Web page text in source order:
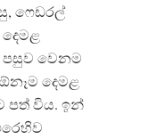
ෆෙඩරල්
පසුව වෙනම
දෙමළ
පත් විය. ඉන්